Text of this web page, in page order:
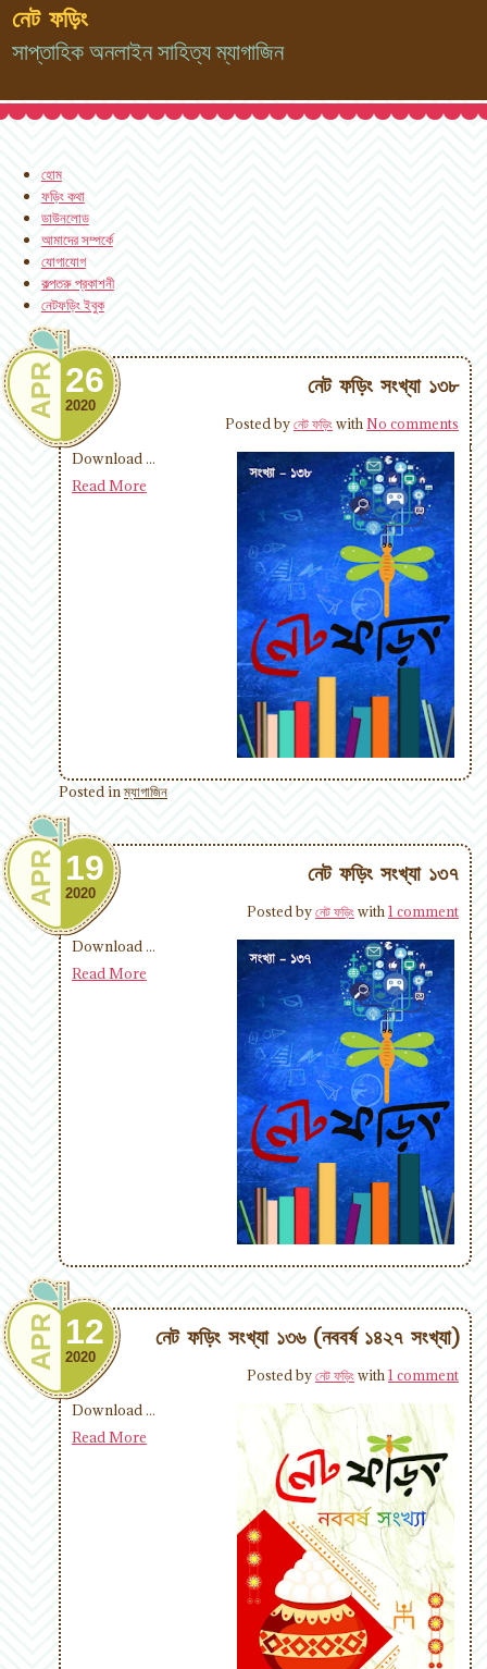
নেট ফড়িং
সাপ্তাহিক অনলাইন সাহিত্য ম্যাগাজিন
হোম
ফড়িং কথা
ডাউনলোড
আমাদের সম্পর্কে
যোগাযোগ
কল্পতরু প্রকাশনী
নেটফড়িং ইবুক
নেট ফড়িং সংখ্যা ১৩৮
APR 26
2020
Posted byনেট ফড়িং withNo comments
Download ...
Read More
Posted inম্যাগাজিন
নেট ফড়িং সংখ্যা ১৩৭
APR 19
2020
Posted byনেট ফড়িং with 1 comment
Download ...
Read More
নেট ফড়িং সংখ্যা ১৩৬ (নববর্ষ ১৪২৭ সংখ্যা)
APR 12
2020
Posted byনেট ফড়িং with1 comment
Download ...
Read More